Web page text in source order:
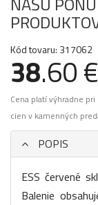
Kód tovaru: 317062
38.60 €
Cena platí výhradne
cien v kamenných
POPIS
ESS červené
Balenie